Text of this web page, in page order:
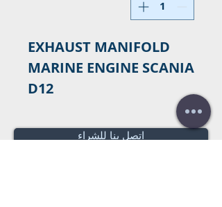
EXHAUST MANIFOLD
MARINE ENGINE SCANIA
D12
اتصل بنا للشراء